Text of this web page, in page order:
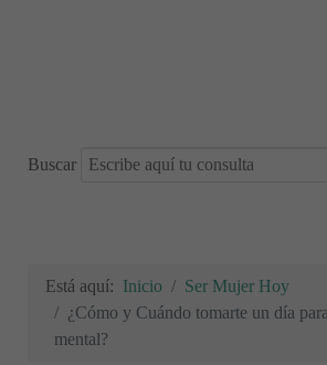
Buscar
Está aquí: Inicio
Ser Mujer Hoy
¿Cómo y Cuándo tomarte un día
mental?